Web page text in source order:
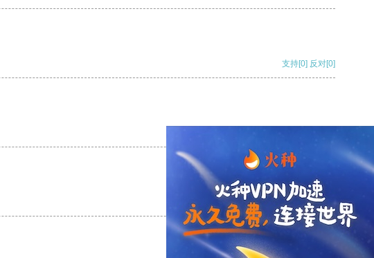
支持[0] 反对[0]
支持 [0] 反对 [0]